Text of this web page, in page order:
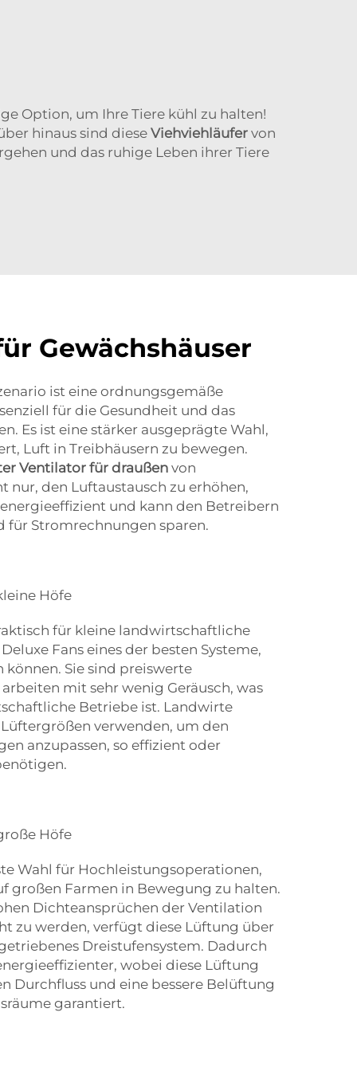
Option, um Ihre Tiere kühl zu halten!
hinaus sind diese Viehviehläufer von
und das ruhige Leben ihrer Tiere
Gewächshäuser
ist eine ordnungsgemäße
für die Gesundheit und das
Es ist eine stärker ausgeprägte Wahl,
Luft in Treibhäusern zu bewegen.
Ventilator für draußen von
nur, den Luftaustausch zu erhöhen,
und kann den Betreibern
für Stromrechnungen sparen.
Höfe
für kleine landwirtschaftliche
Fans eines der besten Systeme,
Sie sind preiswerte
mit sehr wenig Geräusch, was
Betriebe ist. Landwirte
verwenden, um den
anzupassen, so effizient oder
Höfe
Wahl für Hochleistungsoperationen,
großen Farmen in Bewegung zu halten.
Dichteansprüchen der Ventilation
zu werden, verfügt diese Lüftung über
Dreistufensystem. Dadurch
wobei diese Lüftung
Durchfluss und eine bessere Belüftung
garantiert.